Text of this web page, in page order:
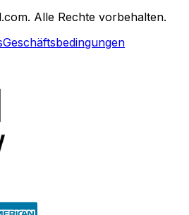
Alle Rechte vorbehalten.
Geschäftsbedingungen